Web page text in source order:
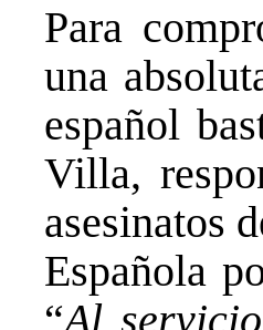
Para
una
español
Villa,
asesinatos
Española
“Al